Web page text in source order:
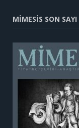
MİMESİS SON SAYI